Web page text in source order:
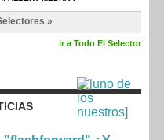
»
ir a Todo El Selector